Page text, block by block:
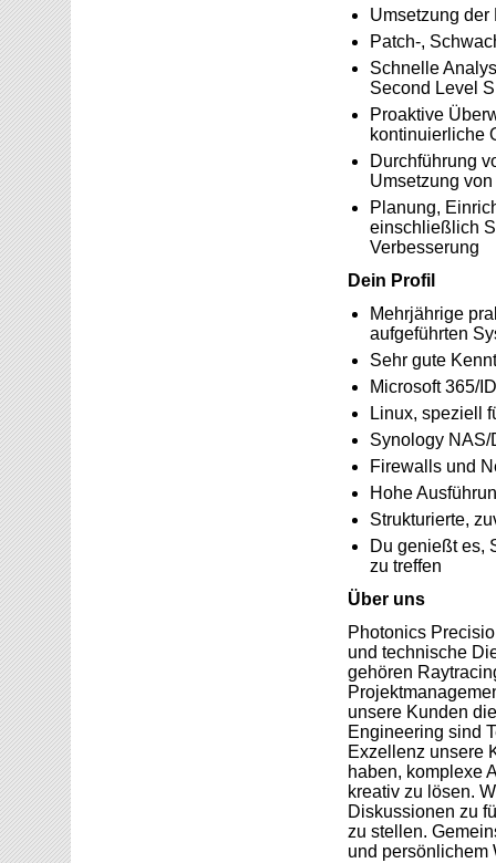
Umsetzung
Patch-,
Schnelle
Second Level
Proaktive
kontinuierliche
Durchführung
Umsetzung
Planung,
einschließlich
Verbesserung
Dein Profil
Mehrjährige
aufgeführten
Sehr gute
Microsoft 365/
Linux, speziell
Synology NAS/
Firewalls und
Hohe
Strukturierte,
Du genießt es,
zu treffen
Über uns
Photonics
und technische
gehören
unsere Kunden
Engineering sind
Exzellenz unsere
haben, komplexe
kreativ zu lösen.
Diskussionen zu
zu stellen.
und persönlichem